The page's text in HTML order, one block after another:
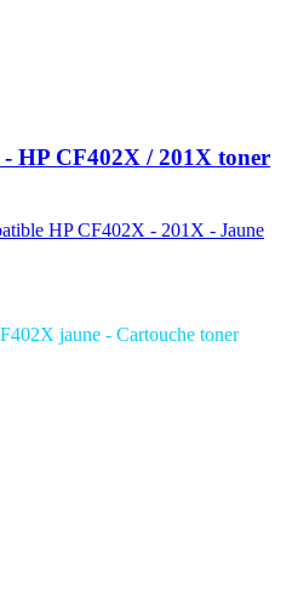
HP CF402X / 201X toner
jaune - Cartouche toner